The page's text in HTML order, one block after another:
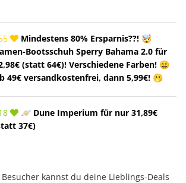
Mindestens 80% Ersparnis??! 🤯
Bootsschuh Sperry Bahama 2.0 für
(statt 64€)! Verschiedene Farben! 😀
49€ versandkostenfrei, dann 5,99€! 🫢
🪐 Dune Imperium für nur 31,89€
37€)
kannst du deine Lieblings-Deals